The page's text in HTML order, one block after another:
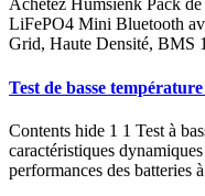
Achetez Humsienk Pack
LiFePO4 Mini Bluetooth
Grid, Haute Densité, BMS
Test de basse
Contents hide 1 1 Test à
caractéristiques
performances des batteries